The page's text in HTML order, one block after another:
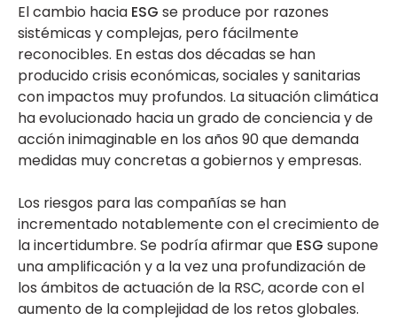
El cambio hacia ESG se produce por razones
sistémicas y complejas, pero fácilmente
reconocibles. En estas dos décadas se han
producido crisis económicas, sociales y sanitarias
con impactos muy profundos. La situación climática
ha evolucionado hacia un grado de conciencia y de
acción inimaginable en los años 90 que demanda
medidas muy concretas a gobiernos y empresas.
Los riesgos para las compañías se han
incrementado notablemente con el crecimiento de
la incertidumbre. Se podría afirmar que ESG supone
una amplificación y a la vez una profundización de
los ámbitos de actuación de la RSC, acorde con el
aumento de la complejidad de los retos globales.